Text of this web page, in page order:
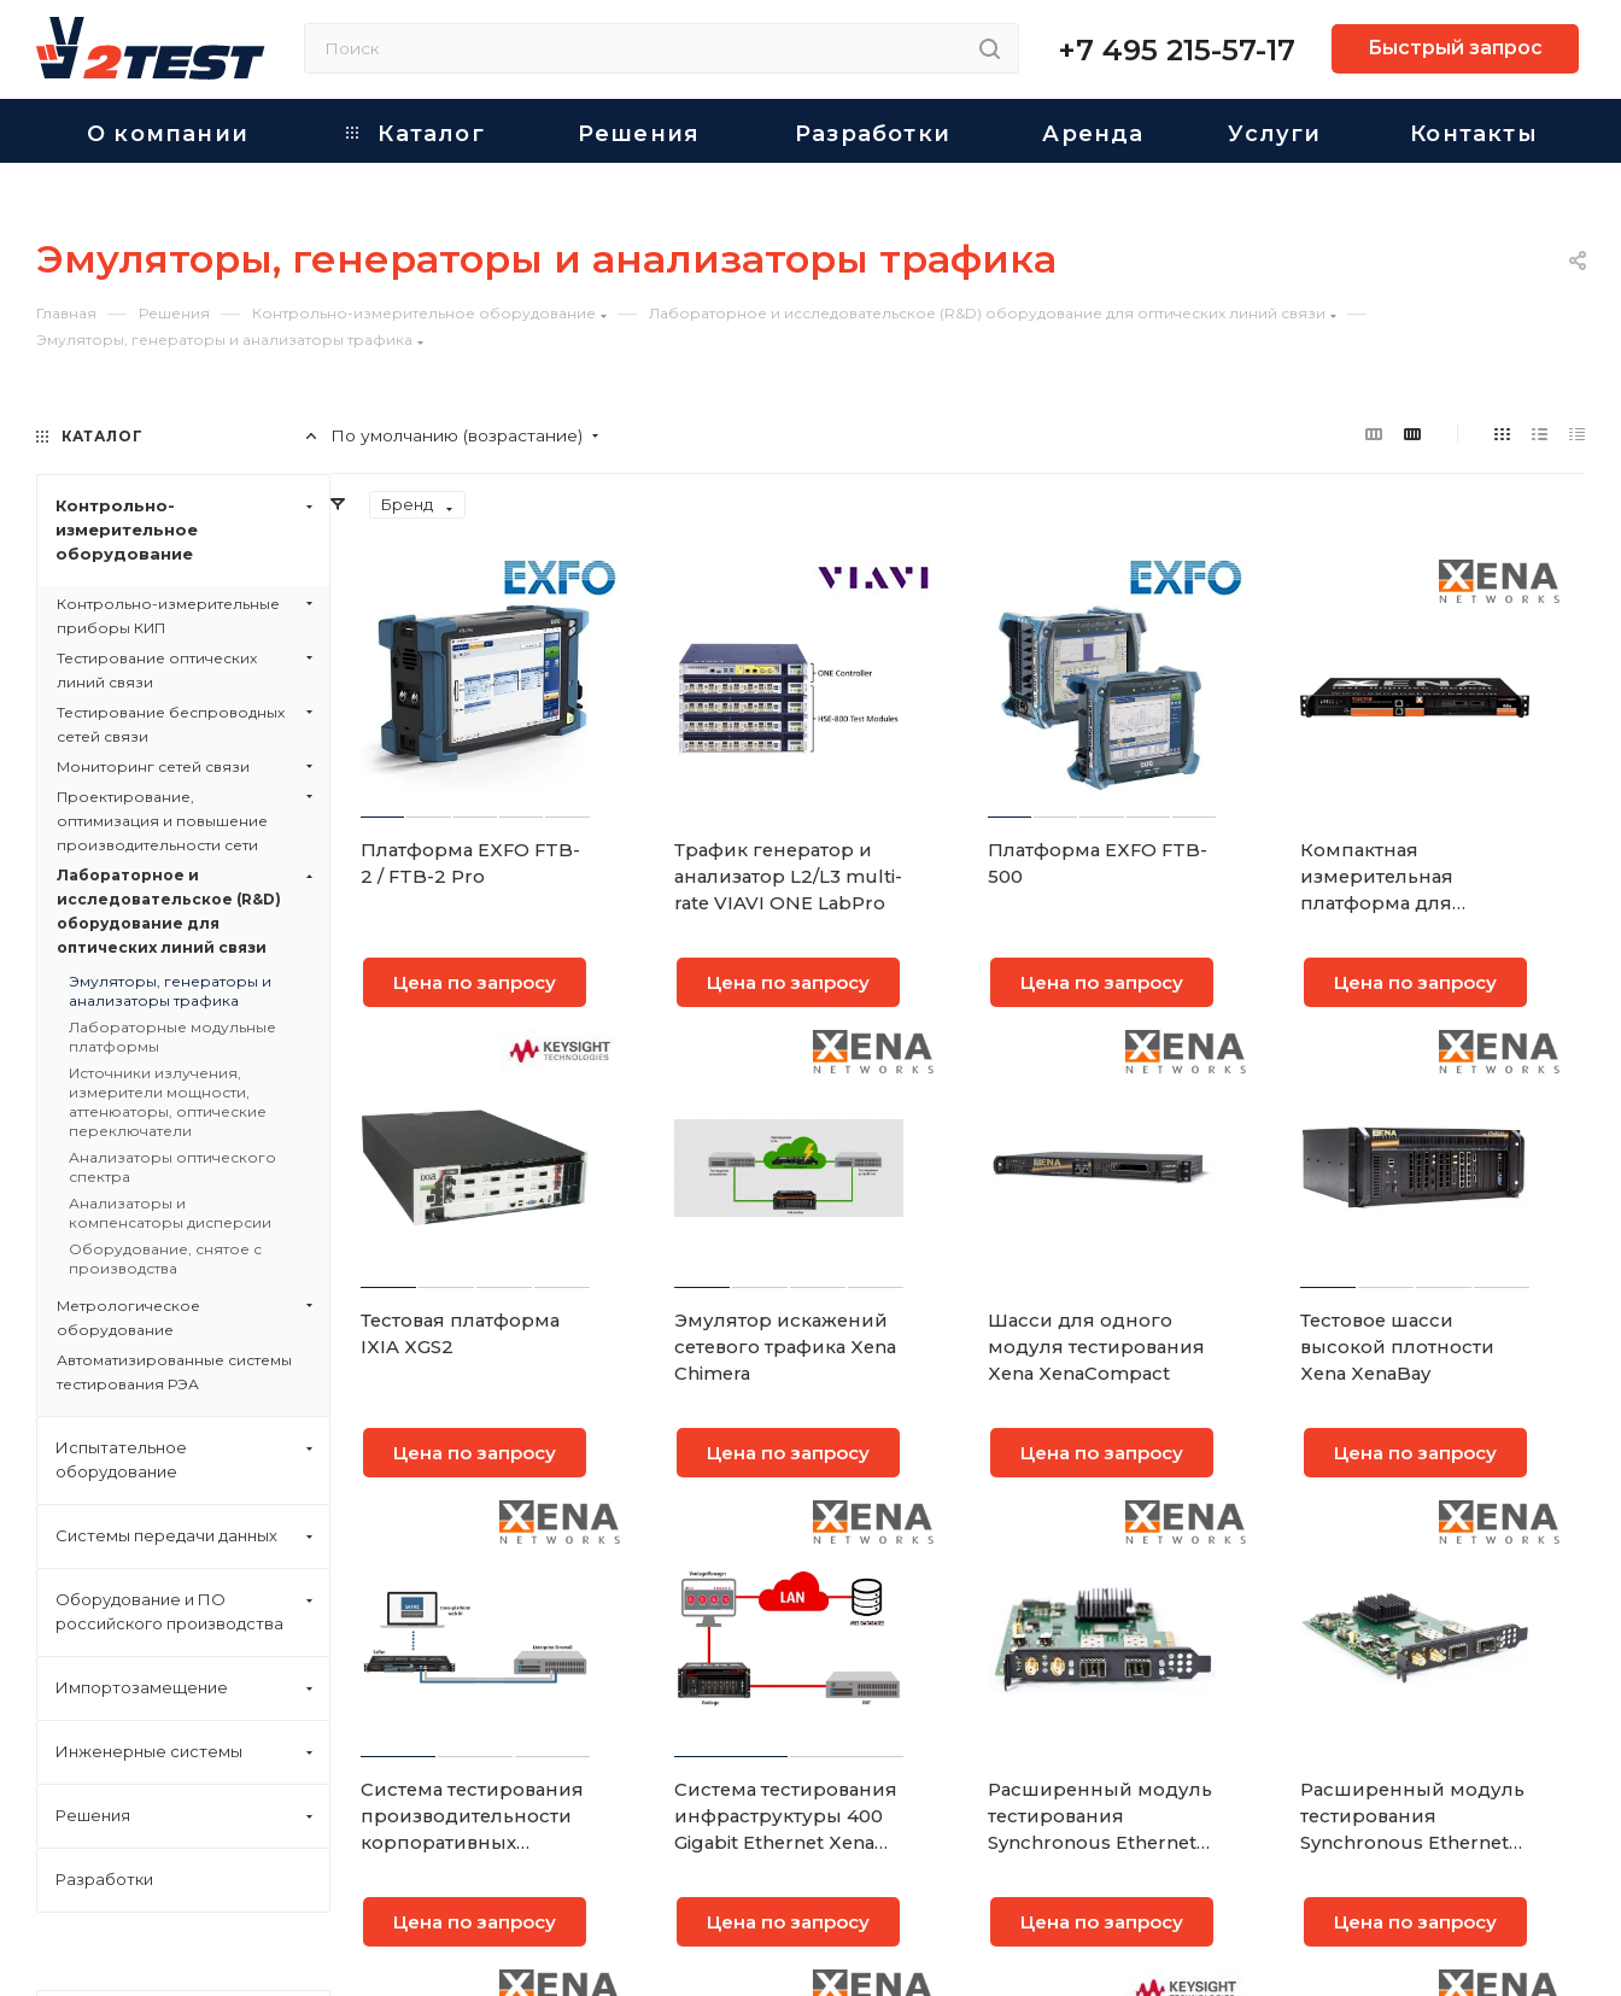
+7 495 215-57-17 Быстрый запрос
О компании Каталог Решения Разработки Аренда Услуги Контакты
Эмуляторы, генераторы и анализаторы трафика
Главная — Решения — Контрольно-измерительное оборудование — Лабораторное и исследовательское (R&D) оборудование для оптических линий связи —
Эмуляторы, генераторы и анализаторы трафика
По умолчанию (возрастание)
Бренд
Платформа EXFO FTB-
2 / FTB-2 Pro
Цена по запросу
Трафик генератор и
анализатор L2/L3 multi-
rate VIAVI ONE LabPro
Цена по запросу
Платформа EXFO FTB-
500
Цена по запросу
Компактная
измерительная
платформа для
сервисов 100 Gigabit
Ethernet Xena
ValkyrieCompact
Цена по запросу
Тестовая платформа
IXIA XGS2
Цена по запросу
Эмулятор искажений
сетевого трафика Xena
Chimera
Цена по запросу
Шасси для одного
модуля тестирования
Xena XenaCompact
Цена по запросу
Тестовое шасси
высокой плотности
Xena XenaBay
Цена по запросу
Система тестирования
производительности
корпоративных
Цена по запросу
Система тестирования
инфраструктуры 400
Gigabit Ethernet Xena
Цена по запросу
Расширенный модуль
тестирования
Synchronous Ethernet
M2SFPT
Цена по запросу
Расширенный модуль
тестирования
Synchronous Ethernet
M2SFP+T
Цена по запросу
КАТАЛОГ
Контрольно-
измерительное
оборудование
Контрольно-измерительные
приборы КИП
Тестирование оптических
линий связи
Тестирование беспроводных
сетей связи
Мониторинг сетей связи
Проектирование,
оптимизация и повышение
производительности сети
Лабораторное и
исследовательское (R&D)
оборудование для
оптических линий связи
Эмуляторы, генераторы и
анализаторы трафика
Лабораторные модульные
платформы
Источники излучения,
измерители мощности,
аттенюаторы, оптические
переключатели
Анализаторы оптического
спектра
Анализаторы и
компенсаторы дисперсии
Оборудование, снятое с
производства
Метрологическое
оборудование
Автоматизированные системы
тестирования РЭА
Испытательное
оборудование
Системы передачи данных
Оборудование и ПО
российского производства
Импортозамещение
Инженерные системы
Решения
Разработки